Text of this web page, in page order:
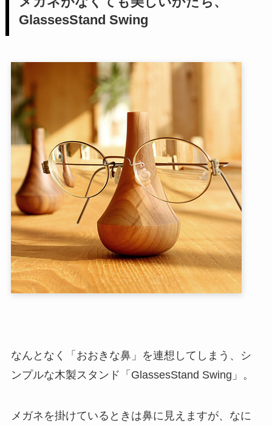
GlassesStand Swing
なんとなく「おおきな鼻」を連想してしまう、シ
ンプルな木製スタンド「GlassesStand Swing」。
メガネを掛けているときは鼻に見えますが、なに